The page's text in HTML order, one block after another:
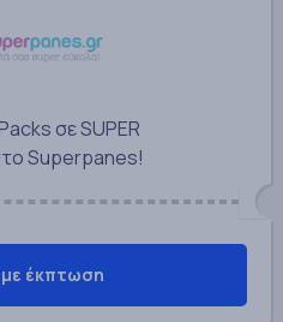
σε SUPER
Superpanes!
έκπτωση